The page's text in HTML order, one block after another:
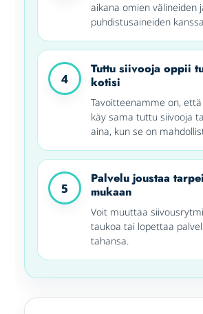
aikana omien välineiden
puhdistusaineiden
4
Tuttu siivooja oppii
kotisi
Tavoitteenamme on,
käy sama tuttu siivooja
aina, kun se on
5
Palvelu joustaa
mukaan
Voit muuttaa
taukoa tai lopettaa
tahansa.